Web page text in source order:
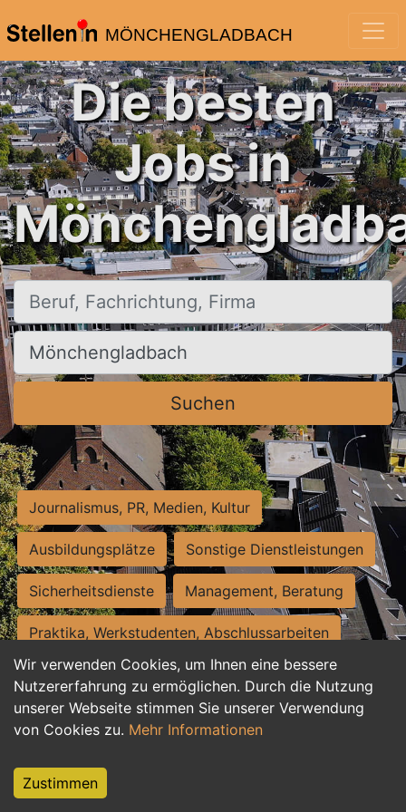
MÖNCHENGLADBACH
Wir verwenden Cookies, um Ihnen eine bessere
Nutzererfahrung zu ermöglichen. Durch die Nutzung
unserer Webseite stimmen Sie unserer Verwendung
von Cookies zu. Mehr Informationen
Zustimmen
Die besten
Jobs in
Beruf, Fachrichtung, Firma
Ort, Stadt
Suchen
Journalismus, PR, Medien, Kultur
Ausbildungsplätze Sonstige Dienstleistungen
Sicherheitsdienste Management, Beratung
Praktika, Werkstudenten, Abschlussarbeiten
Personalwesen Assistenz, Sekretariat
Hilfskräfte, Aushilfs- und Nebenjobs
Weiterbildung, Studium, duale Ausbildung